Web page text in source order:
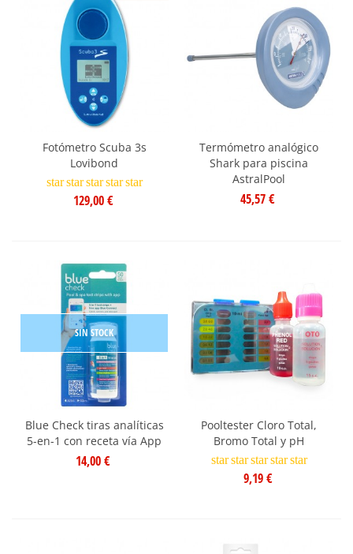
Fotómetro Scuba 3s
Lovibond
star star star star star
129,00 €
Termómetro analógico
Shark para piscina
AstralPool
45,57 €
SIN STOCK
Blue Check tiras analíticas
5-en-1 con receta vía App
14,00 €
Pooltester Cloro Total,
Bromo Total y pH
star star star star star
9,19 €